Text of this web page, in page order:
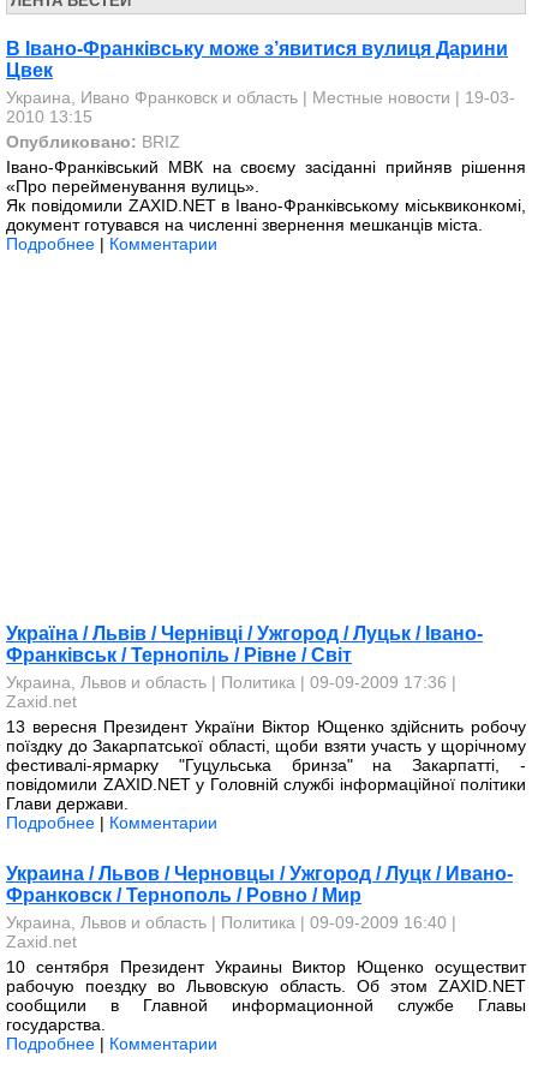
В Івано-Франківську може з’явитися вулиця Дарини
Цвек
Украина, Ивано Франковск и область | Местные новости | 19-03-
2010 13:15
Опубликовано: BRIZ
Івано-Франківський МВК на своєму засіданні прийняв рішення
«Про перейменування вулиць».
Як повідомили ZAXID.NET в Івано-Франківському міськвиконкомі,
документ готувався на численні звернення мешканців міста.
Подробнее | Комментарии
Україна / Львів / Чернівці / Ужгород / Луцьк / Івано-
Франківськ / Тернопіль / Рівне / Світ
Украина, Львов и область | Политика | 09-09-2009 17:36 |
Zaxid.net
13 вересня Президент України Віктор Ющенко здійснить робочу
поїздку до Закарпатської області, щоби взяти участь у щорічному
фестивалі-ярмарку "Гуцульська бринза" на Закарпатті, -
повідомили ZAXID.NET у Головній службі інформаційної політики
Глави держави.
Подробнее | Комментарии
Украина / Львов / Черновцы / Ужгород / Луцк / Ивано-
Франковск / Тернополь / Ровно / Мир
Украина, Львов и область | Политика | 09-09-2009 16:40 |
Zaxid.net
10 сентября Президент Украины Виктор Ющенко осуществит
рабочую поездку во Львовскую область. Об этом ZAXID.NET
сообщили в Главной информационной службе Главы
государства.
Подробнее | Комментарии